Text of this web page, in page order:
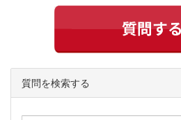
質問を検索する